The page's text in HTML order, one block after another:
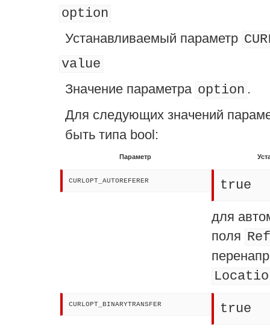
option
Устанавливаемый параметр
value
Значение параметра option .
Для следующих значений
быть типа bool:
Параметр
CURLOPT_AUTOREFERER true
для
поля
CURLOPT_BINARYTRANSFER true